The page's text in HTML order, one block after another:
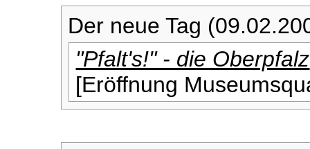
Der neue Tag
"Pfalt's!" - die Oberpfalz
[Eröffnung